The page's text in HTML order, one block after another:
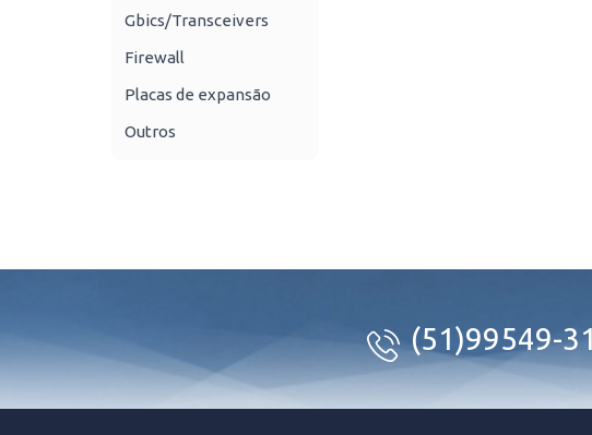
Gbics/Transceivers
Firewall
Placas de expansão
Outros
(51)99549-